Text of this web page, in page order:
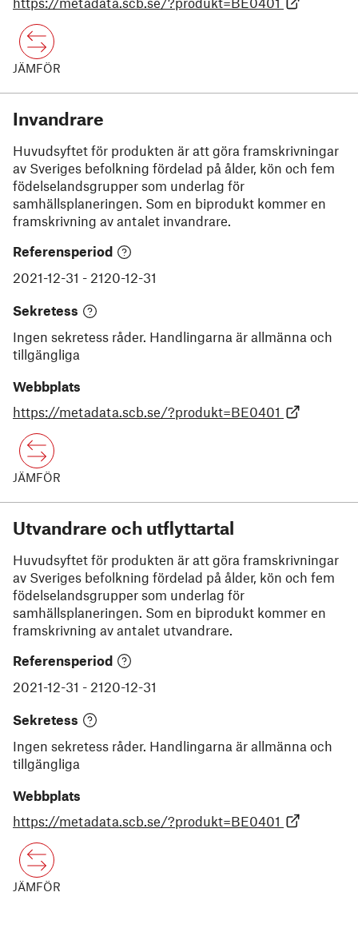
JÄMFÖR
Invandrare
Huvudsyftet för produkten är att göra framskrivningar
av Sveriges befolkning fördelad på ålder, kön och fem
födelselandsgrupper som underlag för
samhällsplaneringen. Som en biprodukt kommer en
framskrivning av antalet invandrare.
Referensperiod
2021-12-31 - 2120-12-31
Sekretess
Ingen sekretess råder. Handlingarna är allmänna och
tillgängliga
Webbplats
https://metadata.scb.se/?produkt=BE0401
JÄMFÖR
Utvandrare och utflyttartal
Huvudsyftet för produkten är att göra framskrivningar
av Sveriges befolkning fördelad på ålder, kön och fem
födelselandsgrupper som underlag för
samhällsplaneringen. Som en biprodukt kommer en
framskrivning av antalet utvandrare.
Referensperiod
2021-12-31 - 2120-12-31
Sekretess
Ingen sekretess råder. Handlingarna är allmänna och
tillgängliga
Webbplats
https://metadata.scb.se/?produkt=BE0401
JÄMFÖR